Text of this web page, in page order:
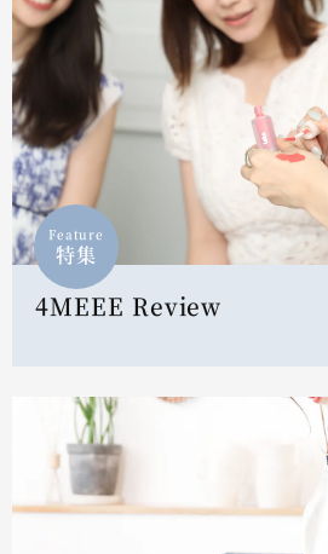
Feature
特集
4MEEE Review